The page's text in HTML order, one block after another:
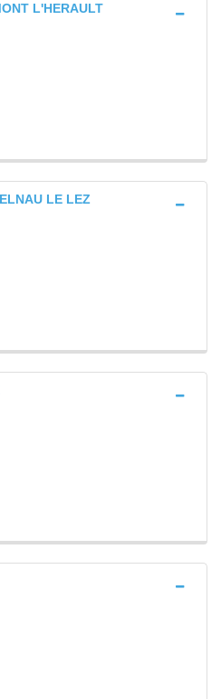
L'HERAULT
LE LEZ